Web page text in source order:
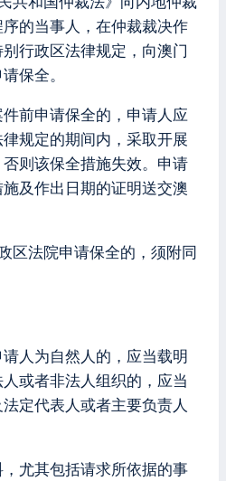
的当事人，在仲裁裁决作
行政区法律规定，向澳门
保全。
前申请保全的，申请人应
规定的期间内，采取开展
则该保全措施失效。申请
及作出日期的证明送交澳
区法院申请保全的，须附同
请人为自然人的，应当载明
或者非法人组织的，应当
定代表人或者主要负责人
，尤其包括请求所依据的事